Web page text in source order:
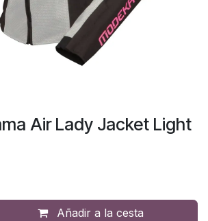
Air Lady Jacket Light
Añadir a la cesta